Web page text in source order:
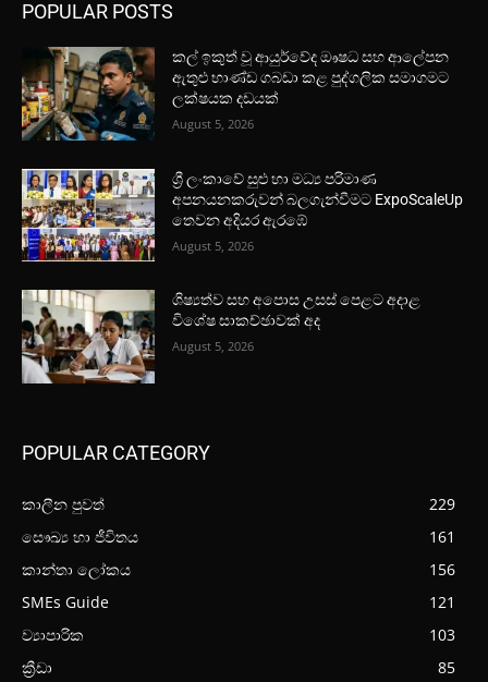
POPULAR POSTS
කල් ඉකුත් වූ ආයුර්වේද ඖෂධ සහ ආලේපන
ඇතුළු භාණ්ඩ ගබඩා කළ පුද්ගලික සමාගමට
ලක්ෂයක දඩයක්
August 5, 2026
ශ්‍රී ලංකාවේ සුළු හා මධ්‍ය පරිමාණ
අපනයනකරුවන් බලගැන්වීමට ExpoScaleUp
තෙවන අදියර ඇරඹේ
August 5, 2026
ශිෂ්‍යත්ව සහ අපොස උසස් පෙළට අදාළ
විශේෂ සාකච්ඡාවක් අද
August 5, 2026
POPULAR CATEGORY
කාලීන පුවත්
229
සෞඛ්‍ය හා ජීවිතය
161
කාන්තා ලෝකය
156
SMEs Guide
121
ව්‍යාපාරික
103
ක්‍රීඩා
85